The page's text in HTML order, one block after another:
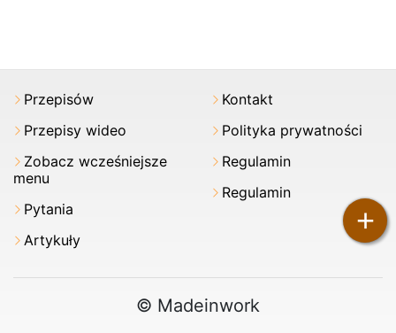
+
Przepisów
Przepisy wideo
Zobacz wcześniejsze
menu
Pytania
Artykuły
Kontakt
Polityka prywatności
Regulamin
Regulamin
© Madeinwork